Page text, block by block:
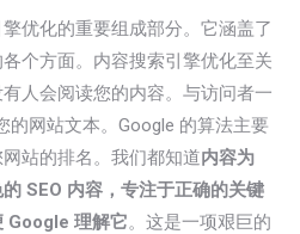
优化的重要组成部分。它涵盖了
个方面。内容搜索引擎优化至关
人会阅读您的内容。与访问者一
的网站文本。Google 的算法主要
站的排名。我们都知道内容为
SEO 内容，专注于正确的关键
Google 理解它。这是一项艰巨的